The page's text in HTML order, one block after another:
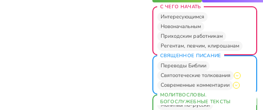
С ЧЕГО НАЧАТЬ
Интересующимся
Новоначальным
Приходским работникам
Регентам, певчим, клирошанам
СВЯЩЕННОЕ ПИСАНИЕ
Переводы Библии
Святоотеческие толкования
Современные комментарии
МОЛИТВОСЛОВЫ.
БОГОСЛУЖЕБНЫЕ ТЕКСТЫ
Молитвы по-русски